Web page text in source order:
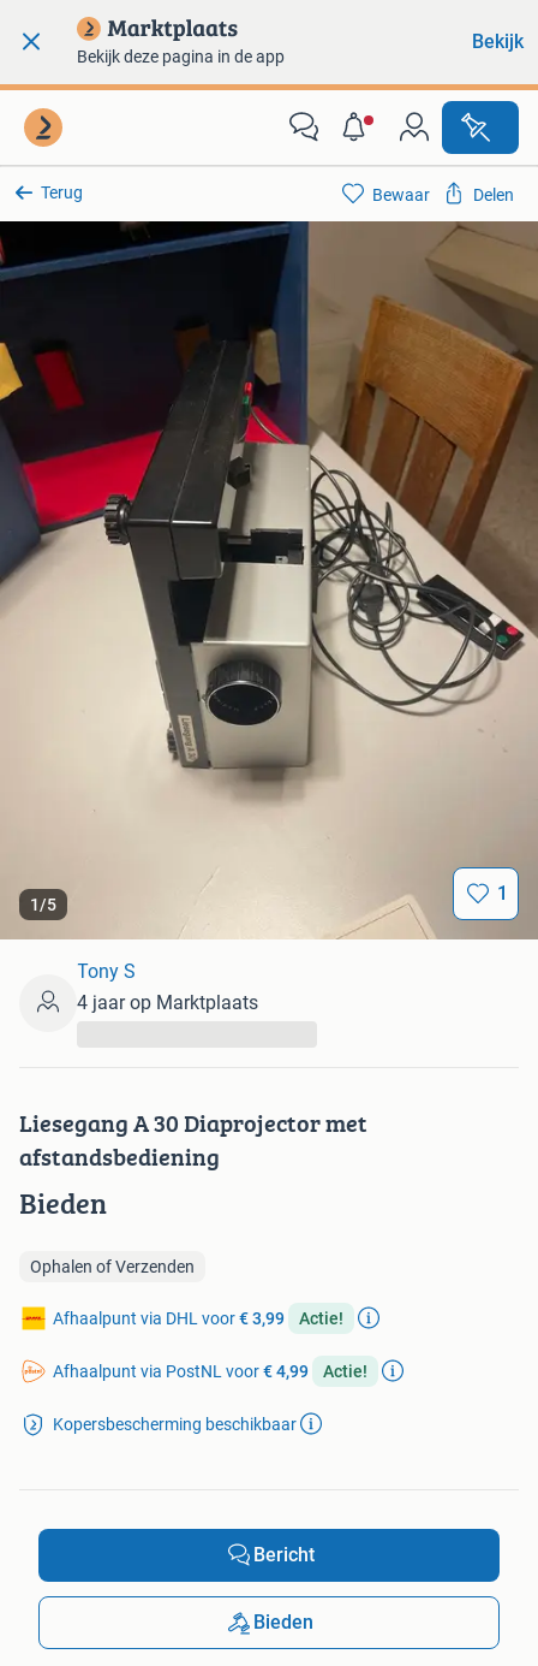
Bekijk deze pagina in de app
Bekijk
Terug
1/5 1
Bewaar Delen
Liesegang A 30 Diaprojector met
afstandsbediening
Bieden
Ophalen of Verzenden
Afhaalpunt via DHL voor€ 3,99 Actie!
Afhaalpunt via PostNL voor€ 4,99 Actie!
Kopersbescherming beschikbaar
Tony S
4 jaar op Marktplaats
Bericht
Bieden